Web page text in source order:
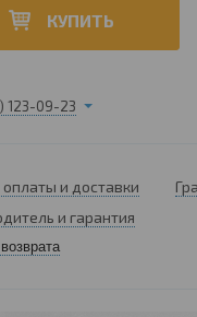
КУПИТЬ
123-09-23
оплаты и доставки
и гарантия